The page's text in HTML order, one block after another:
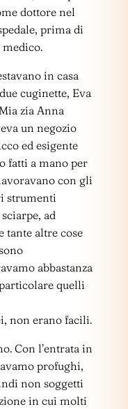
dottore nel
prima di
in casa
cuginette, Eva
zia Anna
un negozio
ed esigente
fatti a mano per
con gli
strumenti
ad
tante altre cose
abbastanza
quelli
non erano facili.
Con l’entrata in
profughi,
non soggetti
in cui molti